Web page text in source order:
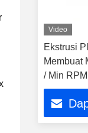
Video
Ekstrusi
Membuat
/ Min